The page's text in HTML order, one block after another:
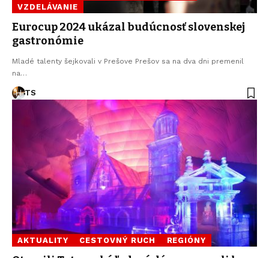
VZDELÁVANIE
Eurocup 2024 ukázal budúcnosť slovenskej
gastronómie
Mladé talenty šejkovali v Prešove Prešov sa na dva dni premenil
na…
TS
AKTUALITY CESTOVNÝ RUCH REGIÓNY